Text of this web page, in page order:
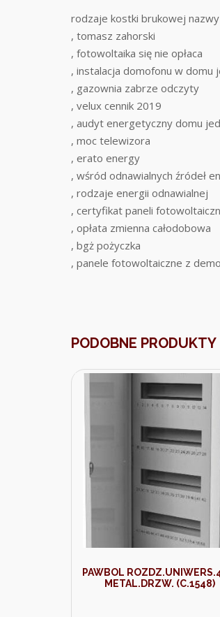
rodzaje kostki brukowej nazwy
, tomasz zahorski
, fotowoltaika się nie opłaca
, instalacja domofonu w domu
, gazownia zabrze odczyty
, velux cennik 2019
, audyt energetyczny domu
, moc telewizora
, erato energy
, wśród odnawialnych źródeł
, rodzaje energii odnawialnej
, certyfikat paneli
, opłata zmienna całodobowa
, bgż pożyczka
, panele fotowoltaiczne z
PODOBNE PRODUKTY
PAWBOL
METAL.DRZW. (C.1548)